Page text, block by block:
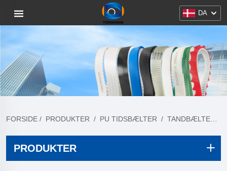
DA
FORSIDE / PRODUKTER / PU TIDSBÆLTER / TANDBÆLTER SPORING PROFIL
PRODUKTER